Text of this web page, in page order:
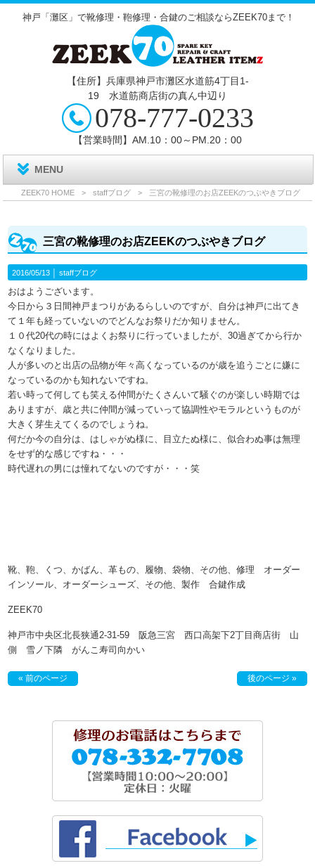
神戸「灘区」で靴修理・鞄修理・合鍵のご相談ならZEEK70まで！
【住所】兵庫県神戸市灘区水道筋4丁目1‐
19 水道筋商店街の真ん中辺り
078-777-0233
【営業時間】AM.10：00～PM.20：00
MENU
ZEEK70 HOME > staffブログ > 三宮の靴修理のお店ZEEKのつぶやきブログ
三宮の靴修理のお店ZEEKのつぶやきブログ
2016/05/13 │staffブログ
おはようございます。
今日から３日間神戸まつりがあるらしいのですが、自分は神戸に出てき
て１年も経っていないのでどんなお祭りだか知りません。
１０代20代の時にはよくお祭りに行っていましたが、30過ぎてから行か
なくなりました。
人が多いのと出店の品物が年々高くなっているのが歳を追うごとに嫌に
なっているのかも知れないですね。
若い時って何しても笑える仲間がたくさんいて騒ぐのが楽しい時期では
ありますが、歳と共に仲間が減っていって協調性やモラルというものが
大きく芽生えてくるのでしょうね。
何だか今の自分は、はしゃがぬ様に、目立たぬ様に、似合わぬ事は無理
をせず的な感じですね・・・
時代遅れの男には憧れてないのですが・・・笑
靴、鞄、くつ、かばん、革もの、履物、袋物、その他、修理 オーダー
インソール、オーダーシューズ、その他、製作 合鍵作成
ZEEK70
神戸市中央区北長狭通2-31-59 阪急三宮 西口高架下2丁目商店街 山
側 雪ノ下隣 がんこ寿司向かい
« 前のページ 後のページ »